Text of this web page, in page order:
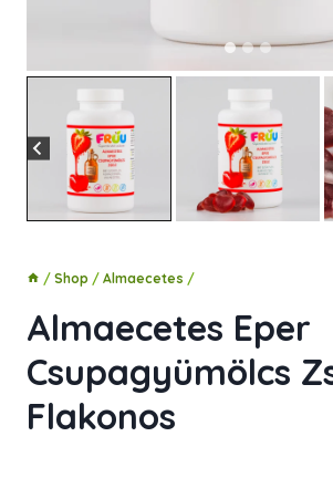
/ Shop / Almaecetes /
Almaecetes Eper
Csupagyümölcs
Flakonos